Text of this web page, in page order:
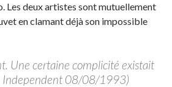
Les deux artistes sont mutuellement
en clamant déjà son impossible
Une certaine complicité existait
Independent 08/08/1993)